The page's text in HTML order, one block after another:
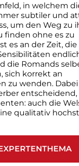
in welchem
subtiler und
um den Weg zu
finden ohne es zu
es an der Zeit, die
die Romands
sich korrekt an
zu wenden.
entscheidend,
auch die
qualitativ